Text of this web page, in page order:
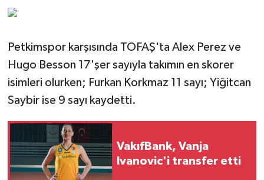
Petkimspor karşısında TOFAŞ'ta Alex Perez ve
Hugo Besson 17'şer sayıyla takımın en skorer
isimleri olurken; Furkan Korkmaz 11 sayı; Yiğitcan
Saybir ise 9 sayı kaydetti.
VakıfBank, Vanja
Ivanovic'i transfer etti